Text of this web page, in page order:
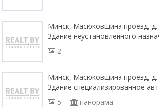
Минск, Масюковщина проезд, д.
Здание неустановленного
2
Минск, Масюковщина проезд, д.
Здание специализированное
5
панорама